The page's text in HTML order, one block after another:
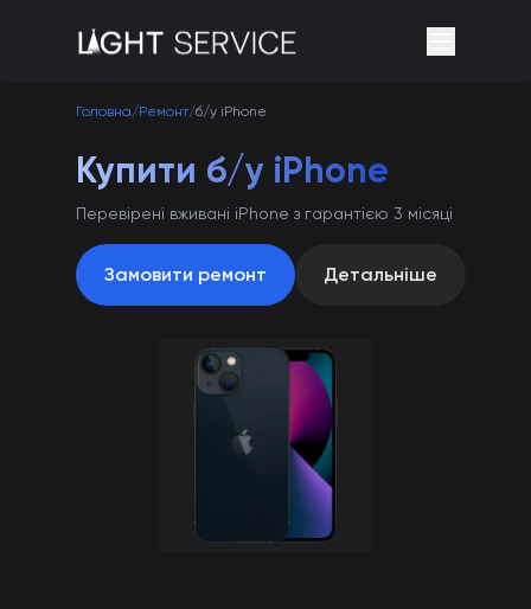
Головна/Ремонт/б/у iPhone
Купити б/у iPhone
Перевірені вживані iPhone з гарантією 3 місяці
Замовити ремонт Детальніше